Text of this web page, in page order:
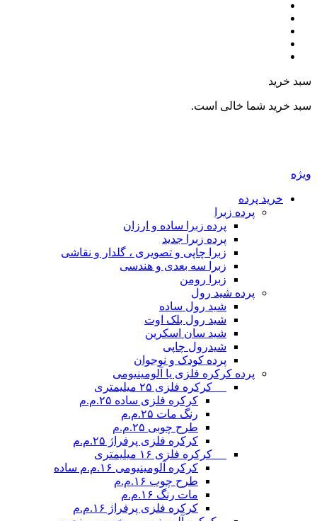
سبد خرید
سبد خرید شما خالی است.
ویژه
خرید پرده
پرده زبرا
پرده زبرا ساده و ارزان
پرده زبرا جدید
زبرا چاپی و تصویری ، گلدار و نقاشی
زبرا سه بعدی و هندسی
زبرا رومن
پرده شید رول
شید رول ساده
شید رول بلک اوت
شید سان اسکرین
شیدرول چاپی
پرده کودک و نوجوان
پرده کرکره فلزی یا آلومینیومی
__ کرکره فلزی ۲۵ میلیمتری
کرکره فلزی ساده ۲۵.م.م
رنگ مات ۲۵.م.م
طرح چوبی ۲۵.م.م
کرکره فلزی پرفراژ ۲۵.م.م
__ کرکره فلزی ۱۶ میلیمتری
کرکره آلومینیومی ۱۶.م.م ساده
طرح چوب ۱۶.م.م
مات رنگ ۱۶.م.م
کرکره فلزی پرفراژ ۱۶.م.م